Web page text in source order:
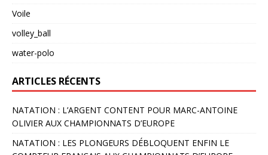
Voile
volley_ball
water-polo
ARTICLES RÉCENTS
NATATION : L’ARGENT CONTENT POUR MARC-ANTOINE
OLIVIER AUX CHAMPIONNATS D’EUROPE
NATATION : LES PLONGEURS DÉBLOQUENT ENFIN LE